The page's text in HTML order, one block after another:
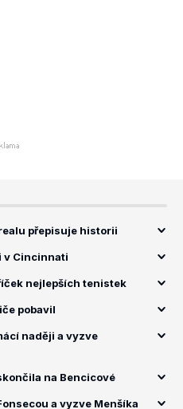
přepisuje historii
v Cincinnati
nejlepších tenistek
pobavil
naději a vyzve
na Bencicové
a vyzve Menšíka